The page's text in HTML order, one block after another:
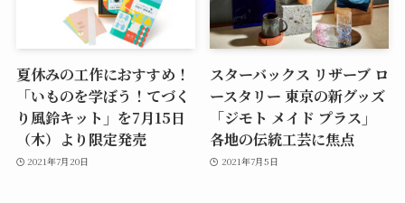
夏休みの工作におすすめ！
「いものを学ぼう！てづく
り風鈴キット」を7月15日
（木）より限定発売
2021年7月20日
スターバックス リザーブ ロ
ースタリー 東京の新グッズ
「ジモト メイド プラス」
各地の伝統工芸に焦点
2021年7月5日